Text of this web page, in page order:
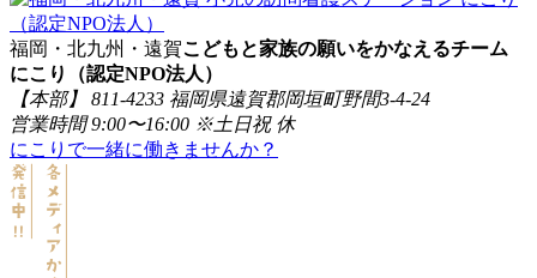
福岡・北九州・遠賀こどもと家族の願いをかなえるチーム
にこり（認定NPO法人）
【本部】 811-4233 福岡県遠賀郡岡垣町野間3-4-24
営業時間 9:00〜16:00 ※土日祝 休
にこりで一緒に働きませんか？